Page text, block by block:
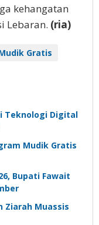
kehangatan
Lebaran. (ria)
Gratis
Teknologi Digital
Mudik Gratis
Bupati Fawait
Ziarah Muassis